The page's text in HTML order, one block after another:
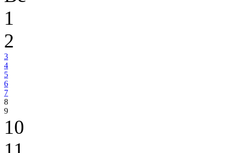
1
2
3
4
5
6
7
8
9
10